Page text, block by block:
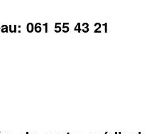
061 55 43 21